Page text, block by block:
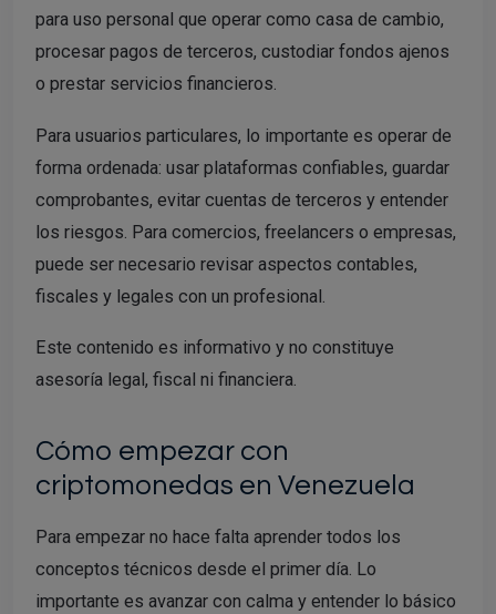
para uso personal que operar como casa de cambio,
procesar pagos de terceros, custodiar fondos ajenos
o prestar servicios financieros.
Para usuarios particulares, lo importante es operar de
forma ordenada: usar plataformas confiables, guardar
comprobantes, evitar cuentas de terceros y entender
los riesgos. Para comercios, freelancers o empresas,
puede ser necesario revisar aspectos contables,
fiscales y legales con un profesional.
Este contenido es informativo y no constituye
asesoría legal, fiscal ni financiera.
Cómo empezar con
criptomonedas en Venezuela
Para empezar no hace falta aprender todos los
conceptos técnicos desde el primer día. Lo
importante es avanzar con calma y entender lo básico